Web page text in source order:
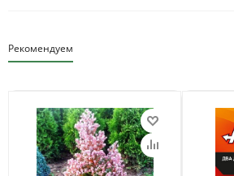
Рекомендуем